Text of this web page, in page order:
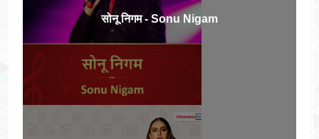
सोनू निगम - Sonu Nigam